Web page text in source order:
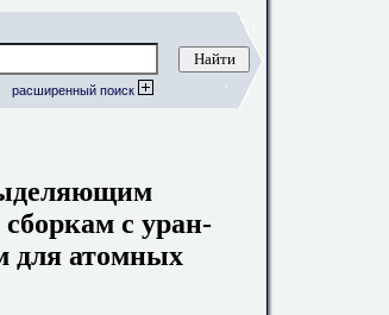
расширенный поиск
с уран-
атомных